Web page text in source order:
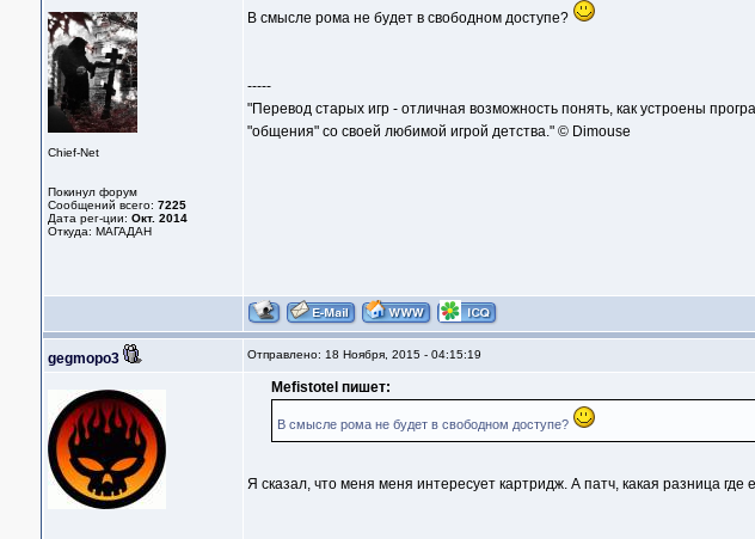
Chief-Net
Покинул форум
Сообщений всего: 7225
Дата рег-ции: Окт. 2014
Откуда: МАГАДАН
В смысле рома не будет в свободном доступе?
-----
"Перевод старых игр - отличная возможность понять, как устроены
"общения" со своей любимой игрой детства." © Dimouse
gegmopo3 Отправлено: 18 Ноября, 2015 - 04:15:19
Mefistotel пишет:
В смысле рома не будет в свободном доступе?
Я сказал, что меня меня интересует картридж. А патч, какая разница где